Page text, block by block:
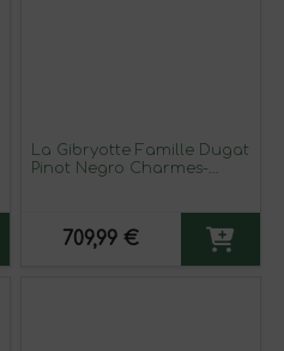
La Gibryotte Famille Dugat
Pinot Negro Charmes-
709,99 €